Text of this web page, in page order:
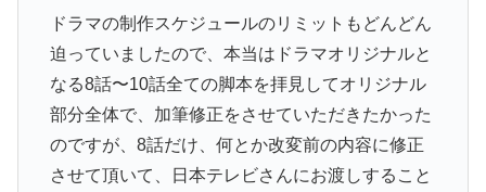
ドラマの制作スケジュールのリミットもどんどん
迫っていましたので、本当はドラマオリジナルと
なる8話〜10話全ての脚本を拝見してオリジナル
部分全体で、加筆修正をさせていただきたかった
のですが、8話だけ、何とか改変前の内容に修正
させて頂いて、日本テレビさんにお渡しすること